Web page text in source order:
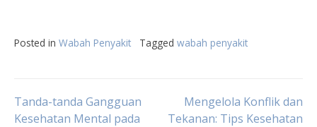
Posted in Wabah Penyakit Tagged wabah penyakit
Post
Tanda-tanda Gangguan
Kesehatan Mental pada
Mengelola Konflik dan
Tekanan: Tips Kesehatan